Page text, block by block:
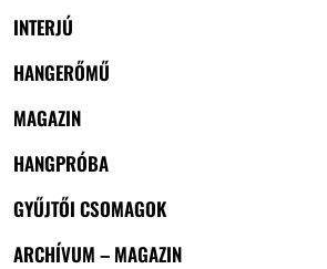
INTERJÚ
HANGERŐMŰ
MAGAZIN
HANGPRÓBA
GYŰJTŐI CSOMAGOK
ARCHÍVUM – MAGAZIN